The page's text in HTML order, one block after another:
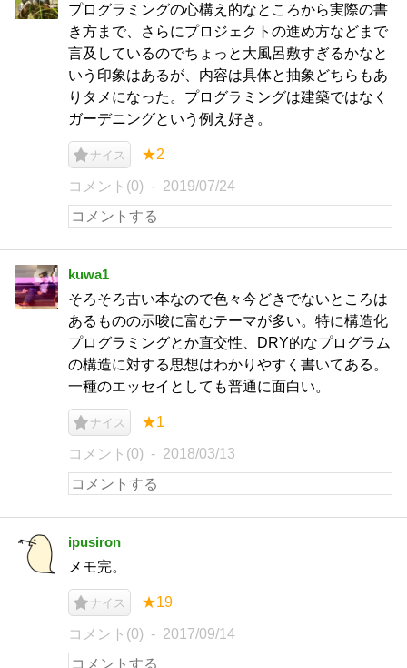
プログラミングの心構え的なところから実際の書
き方まで、さらにプロジェクトの進め方などまで
言及しているのでちょっと大風呂敷すぎるかなと
いう印象はあるが、内容は具体と抽象どちらもあ
りタメになった。プログラミングは建築ではなく
ガーデニングという例え好き。
ナイス ★2
コメント(0) 2019/07/24
kuwa1
そろそろ古い本なので色々今どきでないところは
あるものの示唆に富むテーマが多い。特に構造化
プログラミングとか直交性、DRY的なプログラム
の構造に対する思想はわかりやすく書いてある。
一種のエッセイとしても普通に面白い。
ナイス ★1
コメント(0) 2018/03/13
ipusiron
メモ完。
ナイス ★19
コメント(0) 2017/09/14